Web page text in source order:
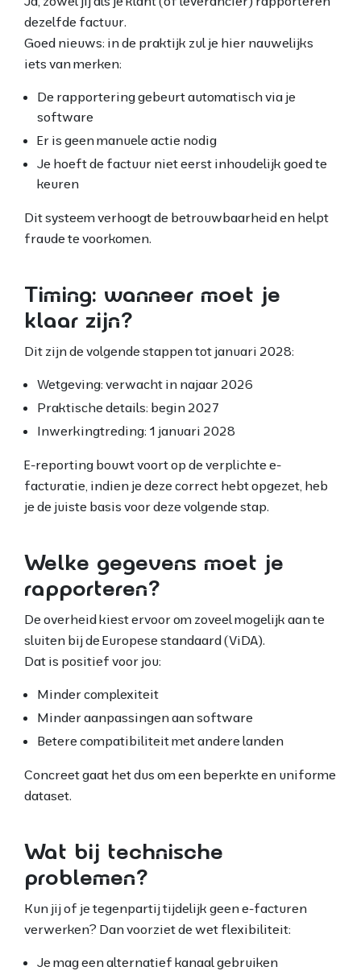
dezelfde factuur.
Goed nieuws: in de praktijk zul je hier nauwelijks
iets van merken:
De rapportering gebeurt automatisch via je
software
Er is geen manuele actie nodig
Je hoeft de factuur niet eerst inhoudelijk goed te
keuren
Dit systeem verhoogt de betrouwbaarheid en helpt
fraude te voorkomen.
Timing: wanneer moet je
klaar zijn?
Dit zijn de volgende stappen tot januari 2028:
Wetgeving: verwacht in najaar 2026
Praktische details: begin 2027
Inwerkingtreding: 1 januari 2028
E-reporting bouwt voort op de verplichte e-
facturatie, indien je deze correct hebt opgezet, heb
je de juiste basis voor deze volgende stap.
Welke gegevens moet je
rapporteren?
De overheid kiest ervoor om zoveel mogelijk aan te
sluiten bij de Europese standaard (ViDA).
Dat is positief voor jou:
Minder complexiteit
Minder aanpassingen aan software
Betere compatibiliteit met andere landen
Concreet gaat het dus om een beperkte en uniforme
dataset.
Wat bij technische
problemen?
Kun jij of je tegenpartij tijdelijk geen e-facturen
verwerken? Dan voorziet de wet flexibiliteit:
Je mag een alternatief kanaal gebruiken